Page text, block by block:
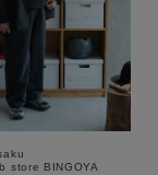
store BINGOYA